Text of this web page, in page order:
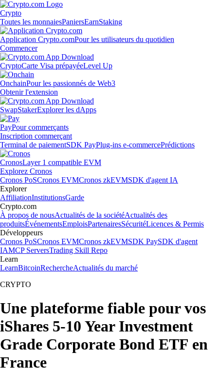
Crypto
Toutes les monnaiesPaniersEarnStaking
Application Crypto.comPour les utilisateurs du quotidien
Commencer
CryptoCarte Visa prépayéeLevel Up
OnchainPour les passionnés de Web3
Obtenir l'extension
SwapStakerExplorer les dApps
PayPour commerçants
Inscription commerçant
Terminal de paiementSDK PayPlug-ins e-commercePrédictions
CronosLayer 1 compatible EVM
Explorez Cronos
Cronos PoSCronos EVMCronos zkEVMSDK d'agent IA
Explorer
AffiliationInstitutionsGarde
Crypto.com
À propos de nousActualités de la sociétéActualités des
produitsÉvénementsEmploisPartenairesSécuritéLicences & Permis
Développeurs
Cronos PoSCronos EVMCronos zkEVMSDK PaySDK d'agent
IAMCP ServersTrading Skill Repo
Learn
LearnBitcoinRechercheActualités du marché
CRYPTO
Une plateforme fiable pour vos
iShares 5-10 Year Investment
Grade Corporate Bond ETF en
France